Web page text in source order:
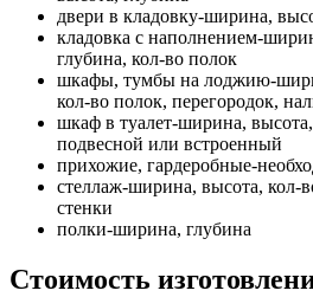
двери в кладовку-ширина,
кладовка с наполнением-
глубина, кол-во полок
шкафы, тумбы на лоджию-
кол-во полок, перегородок,
шкаф в туалет-ширина,
подвесной или встроенный
прихожие, гардеробные-
стеллаж-ширина, высота, кол-
стенки
полки-ширина, глубина
Стоимость